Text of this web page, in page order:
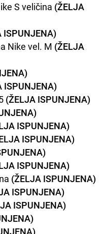
S veličina (ŽELJA
ISPUNJENA)
Nike vel. M (ŽELJA
ISPUNJENA)
(ŽELJA ISPUNJENA)
ISPUNJENA)
ISPUNJENA)
ISPUNJENA)
(ŽELJA ISPUNJENA)
ISPUNJENA)
ISPUNJENA)